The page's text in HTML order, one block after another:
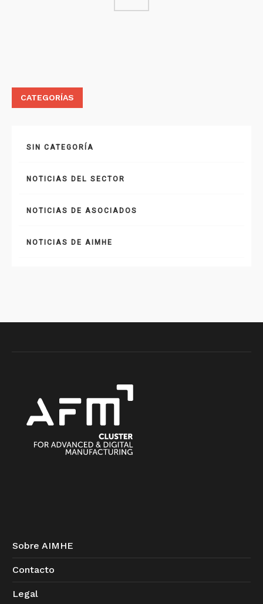
CATEGORÍAS
SIN CATEGORÍA
NOTICIAS DEL SECTOR
NOTICIAS DE ASOCIADOS
NOTICIAS DE AIMHE
Sobre AIMHE
Contacto
Legal